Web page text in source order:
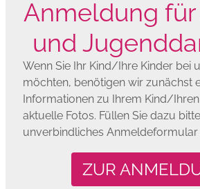
Anmeldung
und
Wenn Sie Ihr Kind/Ihre Kinder bei
möchten, benötigen wir zunächst
Informationen zu Ihrem Kind/
aktuelle Fotos. Füllen Sie dazu
unverbindliches Anmeldeformular
ZUR